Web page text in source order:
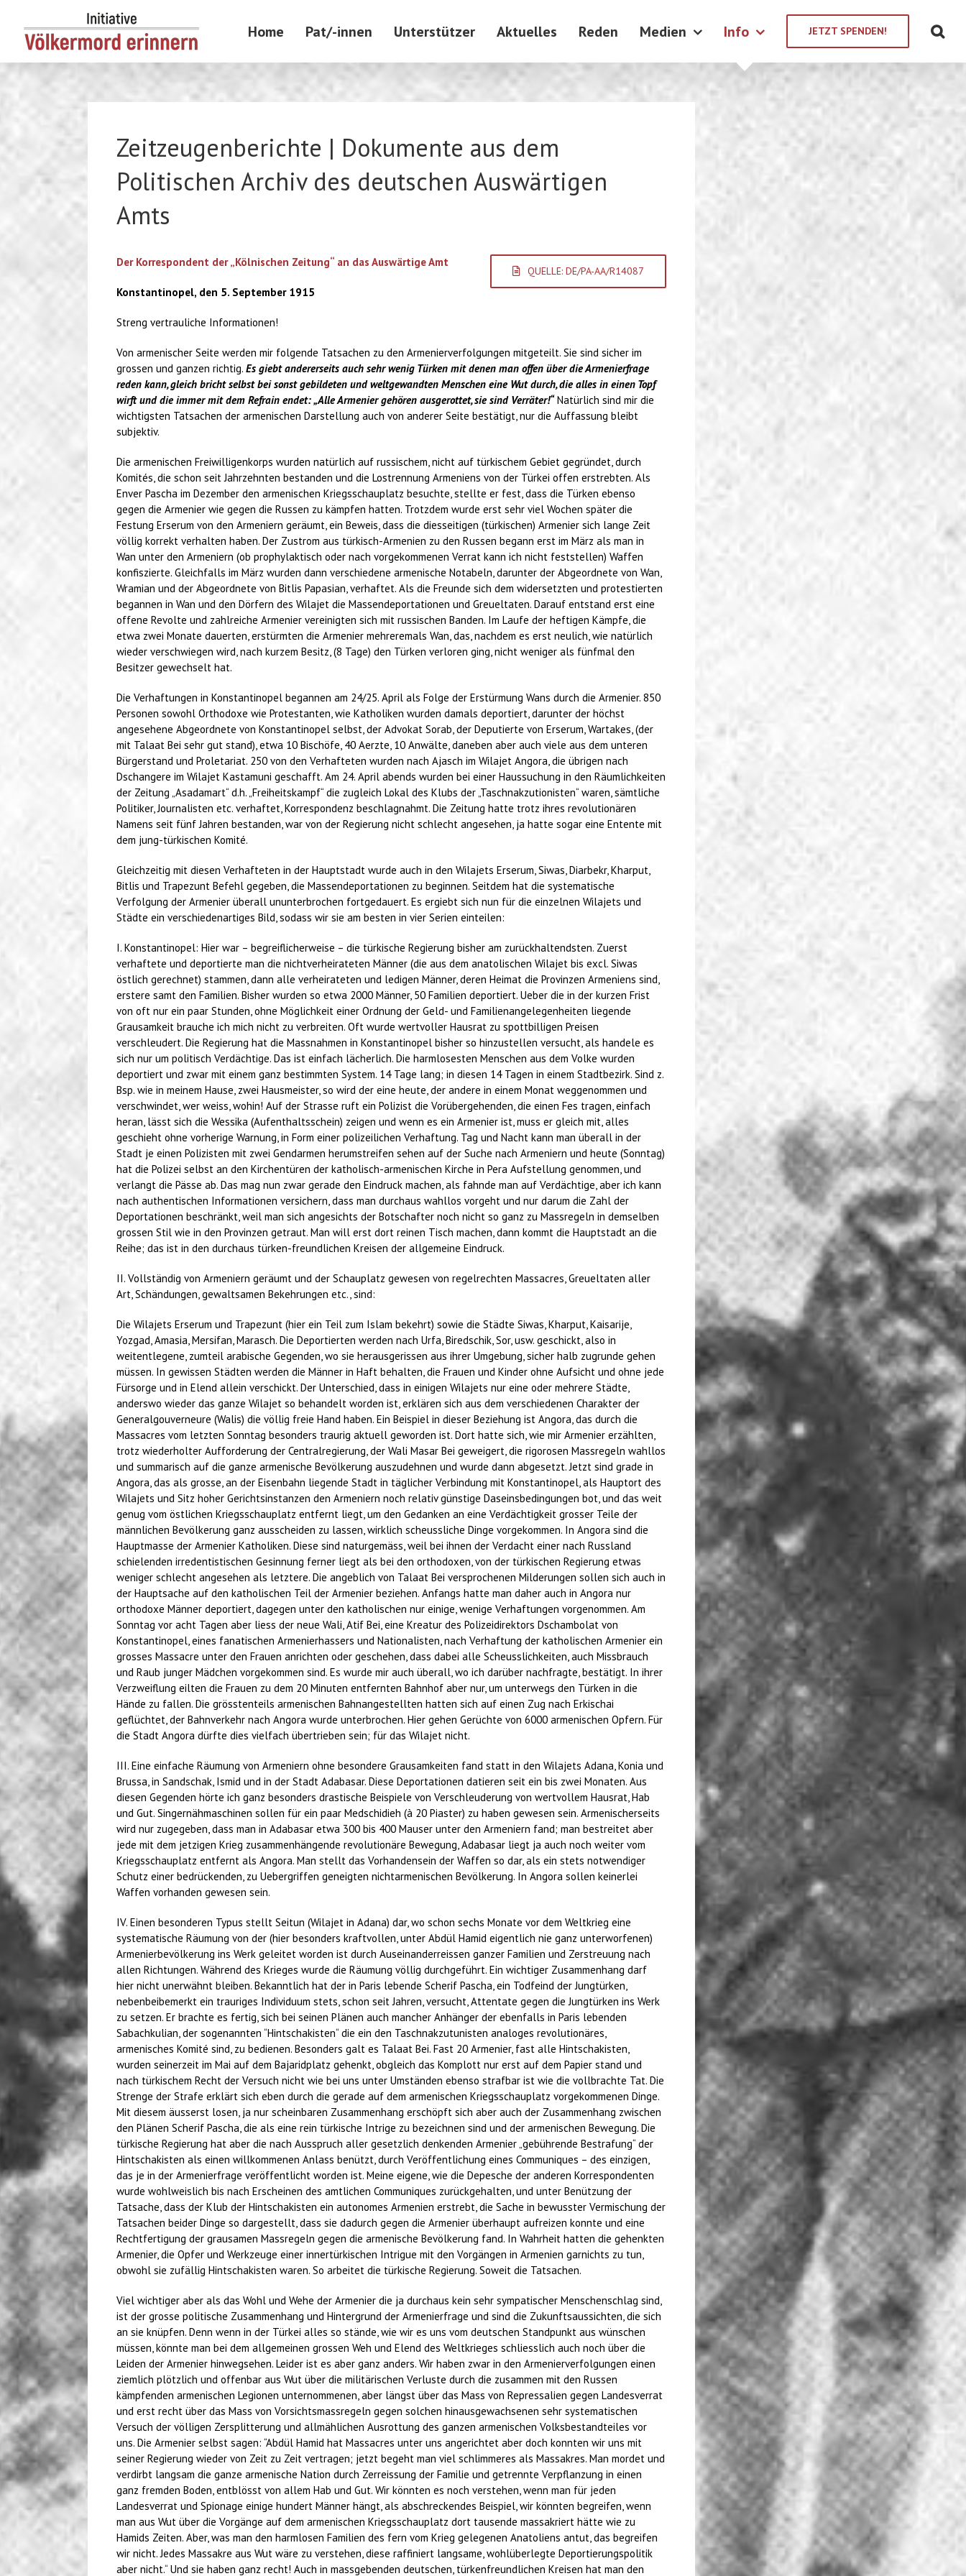
content
Home Pat/-innen Unterstützer Aktuelles Reden Medien Info JETZT SPENDEN!
Zeitzeugenberichte | Dokumente aus dem
Politischen Archiv des deutschen Auswärtigen
Amts
QUELLE: DE/PA-AA/R14087
Der Korrespondent der „Kölnischen Zeitung“ an das Auswärtige Amt
Konstantinopel, den 5. September 1915
Streng vertrauliche Informationen!
Von armenischer Seite werden mir folgende Tatsachen zu den Armenierverfolgungen mitgeteilt. Sie sind sicher im
grossen und ganzen richtig. Es giebt andererseits auch sehr wenig Türken mit denen man offen über die Armenierfrage
reden kann, gleich bricht selbst bei sonst gebildeten und weltgewandten Menschen eine Wut durch, die alles in einen Topf
wirft und die immer mit dem Refrain endet: „Alle Armenier gehören ausgerottet, sie sind Verräter!“Natürlich sind mir die
wichtigsten Tatsachen der armenischen Darstellung auch von anderer Seite bestätigt, nur die Auffassung bleibt
subjektiv.
Die armenischen Freiwilligenkorps wurden natürlich auf russischem, nicht auf türkischem Gebiet gegründet, durch
Komités, die schon seit Jahrzehnten bestanden und die Lostrennung Armeniens von der Türkei offen erstrebten. Als
Enver Pascha im Dezember den armenischen Kriegsschauplatz besuchte, stellte er fest, dass die Türken ebenso
gegen die Armenier wie gegen die Russen zu kämpfen hatten. Trotzdem wurde erst sehr viel Wochen später die
Festung Erserum von den Armeniern geräumt, ein Beweis, dass die diesseitigen (türkischen) Armenier sich lange Zeit
völlig korrekt verhalten haben. Der Zustrom aus türkisch-Armenien zu den Russen begann erst im März als man in
Wan unter den Armeniern (ob prophylaktisch oder nach vorgekommenen Verrat kann ich nicht feststellen) Waffen
konfiszierte. Gleichfalls im März wurden dann verschiedene armenische Notabeln, darunter der Abgeordnete von Wan,
Wramian und der Abgeordnete von Bitlis Papasian, verhaftet. Als die Freunde sich dem widersetzten und protestierten
begannen in Wan und den Dörfern des Wilajet die Massendeportationen und Greueltaten. Darauf entstand erst eine
offene Revolte und zahlreiche Armenier vereinigten sich mit russischen Banden. Im Laufe der heftigen Kämpfe, die
etwa zwei Monate dauerten, erstürmten die Armenier mehreremals Wan, das, nachdem es erst neulich, wie natürlich
wieder verschwiegen wird, nach kurzem Besitz, (8 Tage) den Türken verloren ging, nicht weniger als fünfmal den
Besitzer gewechselt hat.
Die Verhaftungen in Konstantinopel begannen am 24/25. April als Folge der Erstürmung Wans durch die Armenier. 850
Personen sowohl Orthodoxe wie Protestanten, wie Katholiken wurden damals deportiert, darunter der höchst
angesehene Abgeordnete von Konstantinopel selbst, der Advokat Sorab, der Deputierte von Erserum, Wartakes, (der
mit Talaat Bei sehr gut stand), etwa 10 Bischöfe, 40 Aerzte, 10 Anwälte, daneben aber auch viele aus dem unteren
Bürgerstand und Proletariat. 250 von den Verhafteten wurden nach Ajasch im Wilajet Angora, die übrigen nach
Dschangere im Wilajet Kastamuni geschafft. Am 24. April abends wurden bei einer Haussuchung in den Räumlichkeiten
der Zeitung „Asadamart“ d.h. „Freiheitskampf“ die zugleich Lokal des Klubs der „Taschnakzutionisten“ waren, sämtliche
Politiker, Journalisten etc. verhaftet, Korrespondenz beschlagnahmt. Die Zeitung hatte trotz ihres revolutionären
Namens seit fünf Jahren bestanden, war von der Regierung nicht schlecht angesehen, ja hatte sogar eine Entente mit
dem jung-türkischen Komité.
Gleichzeitig mit diesen Verhafteten in der Hauptstadt wurde auch in den Wilajets Erserum, Siwas, Diarbekr, Kharput,
Bitlis und Trapezunt Befehl gegeben, die Massendeportationen zu beginnen. Seitdem hat die systematische
Verfolgung der Armenier überall ununterbrochen fortgedauert. Es ergiebt sich nun für die einzelnen Wilajets und
Städte ein verschiedenartiges Bild, sodass wir sie am besten in vier Serien einteilen:
I. Konstantinopel: Hier war – begreiflicherweise – die türkische Regierung bisher am zurückhaltendsten. Zuerst
verhaftete und deportierte man die nichtverheirateten Männer (die aus dem anatolischen Wilajet bis excl. Siwas
östlich gerechnet) stammen, dann alle verheirateten und ledigen Männer, deren Heimat die Provinzen Armeniens sind,
erstere samt den Familien. Bisher wurden so etwa 2000 Männer, 50 Familien deportiert. Ueber die in der kurzen Frist
von oft nur ein paar Stunden, ohne Möglichkeit einer Ordnung der Geld- und Familienangelegenheiten liegende
Grausamkeit brauche ich mich nicht zu verbreiten. Oft wurde wertvoller Hausrat zu spottbilligen Preisen
verschleudert. Die Regierung hat die Massnahmen in Konstantinopel bisher so hinzustellen versucht, als handele es
sich nur um politisch Verdächtige. Das ist einfach lächerlich. Die harmlosesten Menschen aus dem Volke wurden
deportiert und zwar mit einem ganz bestimmten System. 14 Tage lang; in diesen 14 Tagen in einem Stadtbezirk. Sind z.
Bsp. wie in meinem Hause, zwei Hausmeister, so wird der eine heute, der andere in einem Monat weggenommen und
verschwindet, wer weiss, wohin! Auf der Strasse ruft ein Polizist die Vorübergehenden, die einen Fes tragen, einfach
heran, lässt sich die Wessika (Aufenthaltsschein) zeigen und wenn es ein Armenier ist, muss er gleich mit, alles
geschieht ohne vorherige Warnung, in Form einer polizeilichen Verhaftung. Tag und Nacht kann man überall in der
Stadt je einen Polizisten mit zwei Gendarmen herumstreifen sehen auf der Suche nach Armeniern und heute (Sonntag)
hat die Polizei selbst an den Kirchentüren der katholisch-armenischen Kirche in Pera Aufstellung genommen, und
verlangt die Pässe ab. Das mag nun zwar gerade den Eindruck machen, als fahnde man auf Verdächtige, aber ich kann
nach authentischen Informationen versichern, dass man durchaus wahllos vorgeht und nur darum die Zahl der
Deportationen beschränkt, weil man sich angesichts der Botschafter noch nicht so ganz zu Massregeln in demselben
grossen Stil wie in den Provinzen getraut. Man will erst dort reinen Tisch machen, dann kommt die Hauptstadt an die
Reihe; das ist in den durchaus türken-freundlichen Kreisen der allgemeine Eindruck.
II. Vollständig von Armeniern geräumt und der Schauplatz gewesen von regelrechten Massacres, Greueltaten aller
Art, Schändungen, gewaltsamen Bekehrungen etc., sind:
Die Wilajets Erserum und Trapezunt (hier ein Teil zum Islam bekehrt) sowie die Städte Siwas, Kharput, Kaisarije,
Yozgad, Amasia, Mersifan, Marasch. Die Deportierten werden nach Urfa, Biredschik, Sor, usw. geschickt, also in
weitentlegene, zumteil arabische Gegenden, wo sie herausgerissen aus ihrer Umgebung, sicher halb zugrunde gehen
müssen. In gewissen Städten werden die Männer in Haft behalten, die Frauen und Kinder ohne Aufsicht und ohne jede
Fürsorge und in Elend allein verschickt. Der Unterschied, dass in einigen Wilajets nur eine oder mehrere Städte,
anderswo wieder das ganze Wilajet so behandelt worden ist, erklären sich aus dem verschiedenen Charakter der
Generalgouverneure (Walis) die völlig freie Hand haben. Ein Beispiel in dieser Beziehung ist Angora, das durch die
Massacres vom letzten Sonntag besonders traurig aktuell geworden ist. Dort hatte sich, wie mir Armenier erzählten,
trotz wiederholter Aufforderung der Centralregierung, der Wali Masar Bei geweigert, die rigorosen Massregeln wahllos
und summarisch auf die ganze armenische Bevölkerung auszudehnen und wurde dann abgesetzt. Jetzt sind grade in
Angora, das als grosse, an der Eisenbahn liegende Stadt in täglicher Verbindung mit Konstantinopel, als Hauptort des
Wilajets und Sitz hoher Gerichtsinstanzen den Armeniern noch relativ günstige Daseinsbedingungen bot, und das weit
genug vom östlichen Kriegsschauplatz entfernt liegt, um den Gedanken an eine Verdächtigkeit grosser Teile der
männlichen Bevölkerung ganz ausscheiden zu lassen, wirklich scheussliche Dinge vorgekommen. In Angora sind die
Hauptmasse der Armenier Katholiken. Diese sind naturgemäss, weil bei ihnen der Verdacht einer nach Russland
schielenden irredentistischen Gesinnung ferner liegt als bei den orthodoxen, von der türkischen Regierung etwas
weniger schlecht angesehen als letztere. Die angeblich von Talaat Bei versprochenen Milderungen sollen sich auch in
der Hauptsache auf den katholischen Teil der Armenier beziehen. Anfangs hatte man daher auch in Angora nur
orthodoxe Männer deportiert, dagegen unter den katholischen nur einige, wenige Verhaftungen vorgenommen. Am
Sonntag vor acht Tagen aber liess der neue Wali, Atif Bei, eine Kreatur des Polizeidirektors Dschambolat von
Konstantinopel, eines fanatischen Armenierhassers und Nationalisten, nach Verhaftung der katholischen Armenier ein
grosses Massacre unter den Frauen anrichten oder geschehen, dass dabei alle Scheusslichkeiten, auch Missbrauch
und Raub junger Mädchen vorgekommen sind. Es wurde mir auch überall, wo ich darüber nachfragte, bestätigt. In ihrer
Verzweiflung eilten die Frauen zu dem 20 Minuten entfernten Bahnhof aber nur, um unterwegs den Türken in die
Hände zu fallen. Die grösstenteils armenischen Bahnangestellten hatten sich auf einen Zug nach Erkischai
geflüchtet, der Bahnverkehr nach Angora wurde unterbrochen. Hier gehen Gerüchte von 6000 armenischen Opfern. Für
die Stadt Angora dürfte dies vielfach übertrieben sein; für das Wilajet nicht.
III. Eine einfache Räumung von Armeniern ohne besondere Grausamkeiten fand statt in den Wilajets Adana, Konia und
Brussa, in Sandschak, Ismid und in der Stadt Adabasar. Diese Deportationen datieren seit ein bis zwei Monaten. Aus
diesen Gegenden hörte ich ganz besonders drastische Beispiele von Verschleuderung von wertvollem Hausrat, Hab
und Gut. Singernähmaschinen sollen für ein paar Medschidieh (à 20 Piaster) zu haben gewesen sein. Armenischerseits
wird nur zugegeben, dass man in Adabasar etwa 300 bis 400 Mauser unter den Armeniern fand; man bestreitet aber
jede mit dem jetzigen Krieg zusammenhängende revolutionäre Bewegung, Adabasar liegt ja auch noch weiter vom
Kriegsschauplatz entfernt als Angora. Man stellt das Vorhandensein der Waffen so dar, als ein stets notwendiger
Schutz einer bedrückenden, zu Uebergriffen geneigten nichtarmenischen Bevölkerung. In Angora sollen keinerlei
Waffen vorhanden gewesen sein.
IV. Einen besonderen Typus stellt Seitun (Wilajet in Adana) dar, wo schon sechs Monate vor dem Weltkrieg eine
systematische Räumung von der (hier besonders kraftvollen, unter Abdül Hamid eigentlich nie ganz unterworfenen)
Armenierbevölkerung ins Werk geleitet worden ist durch Auseinanderreissen ganzer Familien und Zerstreuung nach
allen Richtungen. Während des Krieges wurde die Räumung völlig durchgeführt. Ein wichtiger Zusammenhang darf
hier nicht unerwähnt bleiben. Bekanntlich hat der in Paris lebende Scherif Pascha, ein Todfeind der Jungtürken,
nebenbeibemerkt ein trauriges Individuum stets, schon seit Jahren, versucht, Attentate gegen die Jungtürken ins Werk
zu setzen. Er brachte es fertig, sich bei seinen Plänen auch mancher Anhänger der ebenfalls in Paris lebenden
Sabachkulian, der sogenannten “Hintschakisten“ die ein den Taschnakzutunisten analoges revolutionäres,
armenisches Komité sind, zu bedienen. Besonders galt es Talaat Bei. Fast 20 Armenier, fast alle Hintschakisten,
wurden seinerzeit im Mai auf dem Bajaridplatz gehenkt, obgleich das Komplott nur erst auf dem Papier stand und
nach türkischem Recht der Versuch nicht wie bei uns unter Umständen ebenso strafbar ist wie die vollbrachte Tat. Die
Strenge der Strafe erklärt sich eben durch die gerade auf dem armenischen Kriegsschauplatz vorgekommenen Dinge.
Mit diesem äusserst losen, ja nur scheinbaren Zusammenhang erschöpft sich aber auch der Zusammenhang zwischen
den Plänen Scherif Pascha, die als eine rein türkische Intrige zu bezeichnen sind und der armenischen Bewegung. Die
türkische Regierung hat aber die nach Ausspruch aller gesetzlich denkenden Armenier „gebührende Bestrafung“ der
Hintschakisten als einen willkommenen Anlass benützt, durch Veröffentlichung eines Communiques – des einzigen,
das je in der Armenierfrage veröffentlicht worden ist. Meine eigene, wie die Depesche der anderen Korrespondenten
wurde wohlweislich bis nach Erscheinen des amtlichen Communiques zurückgehalten, und unter Benützung der
Tatsache, dass der Klub der Hintschakisten ein autonomes Armenien erstrebt, die Sache in bewusster Vermischung der
Tatsachen beider Dinge so dargestellt, dass sie dadurch gegen die Armenier überhaupt aufreizen konnte und eine
Rechtfertigung der grausamen Massregeln gegen die armenische Bevölkerung fand. In Wahrheit hatten die gehenkten
Armenier, die Opfer und Werkzeuge einer innertürkischen Intrigue mit den Vorgängen in Armenien garnichts zu tun,
obwohl sie zufällig Hintschakisten waren. So arbeitet die türkische Regierung. Soweit die Tatsachen.
Viel wichtiger aber als das Wohl und Wehe der Armenier die ja durchaus kein sehr sympatischer Menschenschlag sind,
ist der grosse politische Zusammenhang und Hintergrund der Armenierfrage und sind die Zukunftsaussichten, die sich
an sie knüpfen. Denn wenn in der Türkei alles so stände, wie wir es uns vom deutschen Standpunkt aus wünschen
müssen, könnte man bei dem allgemeinen grossen Weh und Elend des Weltkrieges schliesslich auch noch über die
Leiden der Armenier hinwegsehen. Leider ist es aber ganz anders. Wir haben zwar in den Armenierverfolgungen einen
ziemlich plötzlich und offenbar aus Wut über die militärischen Verluste durch die zusammen mit den Russen
kämpfenden armenischen Legionen unternommenen, aber längst über das Mass von Repressalien gegen Landesverrat
und erst recht über das Mass von Vorsichtsmassregeln gegen solchen hinausgewachsenen sehr systematischen
Versuch der völligen Zersplitterung und allmählichen Ausrottung des ganzen armenischen Volksbestandteiles vor
uns. Die Armenier selbst sagen: “Abdül Hamid hat Massacres unter uns angerichtet aber doch konnten wir uns mit
seiner Regierung wieder von Zeit zu Zeit vertragen; jetzt begeht man viel schlimmeres als Massakres. Man mordet und
verdirbt langsam die ganze armenische Nation durch Zerreissung der Familie und getrennte Verpflanzung in einen
ganz fremden Boden, entblösst von allem Hab und Gut. Wir könnten es noch verstehen, wenn man für jeden
Landesverrat und Spionage einige hundert Männer hängt, als abschreckendes Beispiel, wir könnten begreifen, wenn
man aus Wut über die Vorgänge auf dem armenischen Kriegsschauplatz dort tausende massakriert hätte wie zu
Hamids Zeiten. Aber, was man den harmlosen Familien des fern vom Krieg gelegenen Anatoliens antut, das begreifen
wir nicht. Jedes Massakre aus Wut wäre zu verstehen, diese raffiniert langsame, wohlüberlegte Deportierungspolitik
aber nicht.“ Und sie haben ganz recht! Auch in massgebenden deutschen, türkenfreundlichen Kreisen hat man den